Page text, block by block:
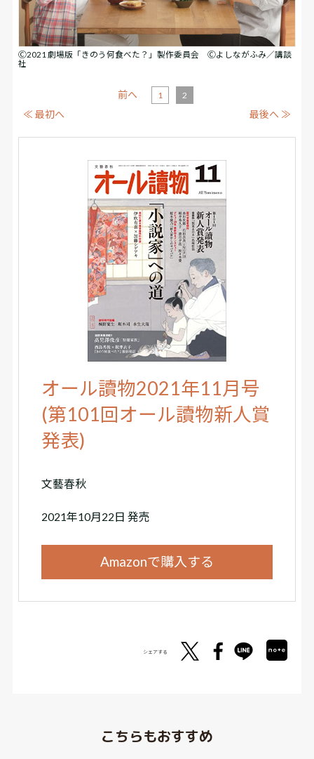
Ⓒ2021 劇場版「きのう何食べた？」製作委員会 Ⓒよしながふみ／講談
社
≪ 最初へ
前へ 1 2
最後へ ≫
オール讀物2021年11月号
(第101回オール讀物新人賞
発表)
文藝春秋
2021年10月22日 発売
Amazonで購入する
シェアする
こちらもおすすめ